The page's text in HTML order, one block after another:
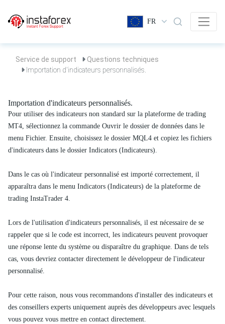
FR
Service de support
Questions techniques
Importation d'indicateurs personnalisés.
Importation d'indicateurs personnalisés.
Pour utiliser des indicateurs non standard sur la plateforme de trading
MT4, sélectionnez la commande Ouvrir le dossier de données dans le
menu Fichier. Ensuite, choisissez le dossier MQL4 et copiez les fichiers
d'indicateurs dans le dossier Indicators (Indicateurs).
Dans le cas où l'indicateur personnalisé est importé correctement, il
apparaîtra dans le menu Indicators (Indicateurs) de la plateforme de
trading InstaTrader 4.
Lors de l'utilisation d'indicateurs personnalisés, il est nécessaire de se
rappeler que si le code est incorrect, les indicateurs peuvent provoquer
une réponse lente du système ou disparaître du graphique. Dans de tels
cas, vous devriez contacter directement le développeur de l'indicateur
personnalisé.
Pour cette raison, nous vous recommandons d'installer des indicateurs et
des conseillers experts uniquement auprès des développeurs avec lesquels
vous pouvez vous mettre en contact directement.